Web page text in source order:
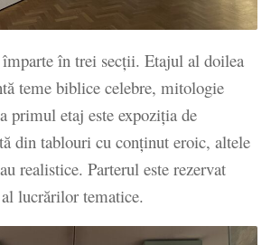
împarte în trei secții. Etajul al doilea
teme biblice celebre, mitologie
primul etaj este expoziția de
din tablouri cu conținut eroic, altele
realistice. Parterul este rezervat
lucrărilor tematice.